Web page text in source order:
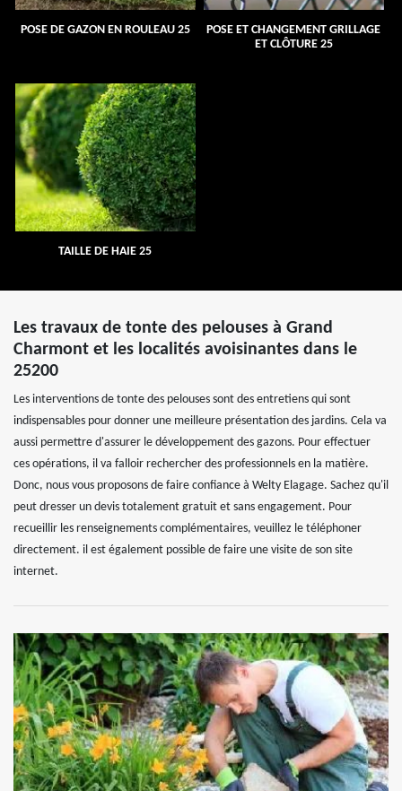
POSE DE GAZON EN ROULEAU 25
POSE ET CHANGEMENT GRILLAGE
ET CLÔTURE 25
TAILLE DE HAIE 25
Les travaux de tonte des pelouses à Grand
Charmont et les localités avoisinantes dans le
25200
Les interventions de tonte des pelouses sont des entretiens qui sont
indispensables pour donner une meilleure présentation des jardins. Cela va
aussi permettre d'assurer le développement des gazons. Pour effectuer
ces opérations, il va falloir rechercher des professionnels en la matière.
Donc, nous vous proposons de faire confiance à Welty Elagage. Sachez qu'il
peut dresser un devis totalement gratuit et sans engagement. Pour
recueillir les renseignements complémentaires, veuillez le téléphoner
directement. il est également possible de faire une visite de son site
internet.